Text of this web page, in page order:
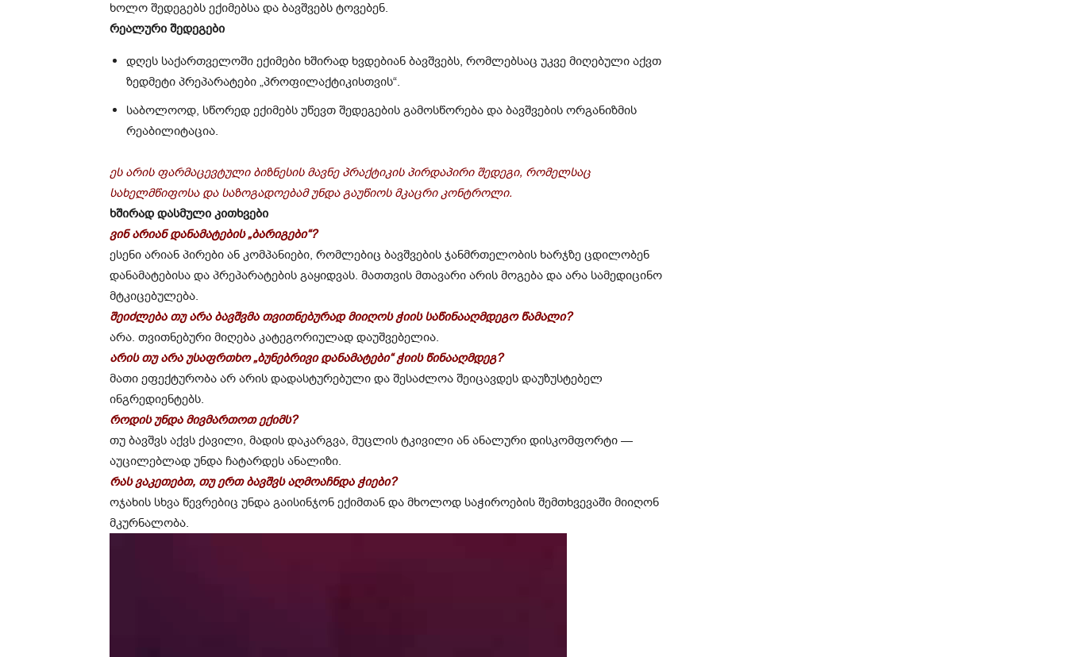
ხოლო შედეგებს ექიმებსა და ბავშვებს ტოვებენ.
რეალური შედეგები
დღეს საქართველოში ექიმები ხშირად ხვდებიან ბავშვებს, რომლებსაც უკვე მიღებული აქვთ
ზედმეტი პრეპარატები „პროფილაქტიკისთვის“.
საბოლოოდ, სწორედ ექიმებს უწევთ შედეგების გამოსწორება და ბავშვების ორგანიზმის
რეაბილიტაცია.
ეს არის ფარმაცევტული ბიზნესის მავნე პრაქტიკის პირდაპირი შედეგი, რომელსაც
სახელმწიფოსა და საზოგადოებამ უნდა გაუწიოს მკაცრი კონტროლი.
ხშირად დასმული კითხვები
ვინ არიან დანამატების „ბარიგები“?
ესენი არიან პირები ან კომპანიები, რომლებიც ბავშვების ჯანმრთელობის ხარჯზე ცდილობენ
დანამატებისა და პრეპარატების გაყიდვას. მათთვის მთავარი არის მოგება და არა სამედიცინო
მტკიცებულება.
შეიძლება თუ არა ბავშვმა თვითნებურად მიიღოს ჭიის საწინააღმდეგო წამალი?
არა. თვითნებური მიღება კატეგორიულად დაუშვებელია.
არის თუ არა უსაფრთხო „ბუნებრივი დანამატები“ ჭიის წინააღმდეგ?
მათი ეფექტურობა არ არის დადასტურებული და შესაძლოა შეიცავდეს დაუზუსტებელ
ინგრედიენტებს.
როდის უნდა მივმართოთ ექიმს?
თუ ბავშვს აქვს ქავილი, მადის დაკარგვა, მუცლის ტკივილი ან ანალური დისკომფორტი —
აუცილებლად უნდა ჩატარდეს ანალიზი.
რას ვაკეთებთ, თუ ერთ ბავშვს აღმოაჩნდა ჭიები?
ოჯახის სხვა წევრებიც უნდა გაისინჯონ ექიმთან და მხოლოდ საჭიროების შემთხვევაში მიიღონ
მკურნალობა.